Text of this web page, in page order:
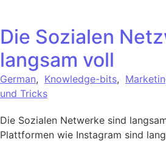
Die Sozialen
langsam voll
German, Knowledge-bits,
und Tricks
Die Sozialen Netwerke sind
Plattformen wie Instagram sind